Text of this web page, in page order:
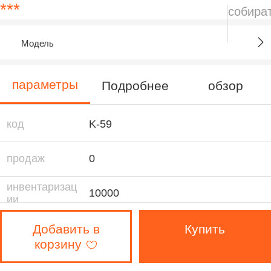
***
Модель
параметры Подробнее обзор
код K-59
продаж 0
инвентаризац
ии
10000
размер 49×30×17 см
供应商
https://item.taobao.com/item.htm?
spm=a230r.1.999.1.j8nYi8&id=52263
Добавить в
корзину
Купить